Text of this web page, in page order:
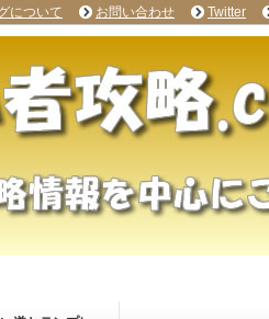
について お問い合わせ Twitter